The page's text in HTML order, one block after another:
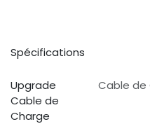
Spécifications
Upgrade
Cable de
Charge
Cable de